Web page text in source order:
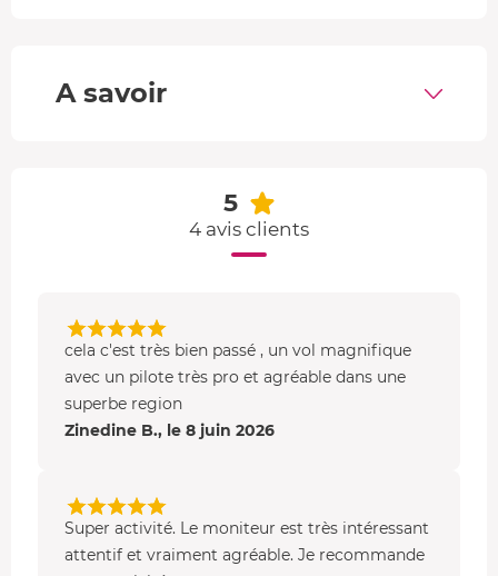
Programme de l'activité
Puys et jusqu'au Puy de Dôme
Qu'est ce qu'un ULM autogire ?
rotax et une voilure tournante
l'hélicoptère. Cet aéronef très léger offre une grande
maniabilité de pilotage pour un vol exclusif. Pour cette
initiation, vous pilotez un gyrocoptère Deluc.
A savoir
5
4 avis clients
cela c'est très bien passé , un vol magnifique
avec un pilote très pro et agréable dans une
superbe region
Zinedine B., le 8 juin 2026
Super activité. Le moniteur est très intéressant
attentif et vraiment agréable. Je recommande